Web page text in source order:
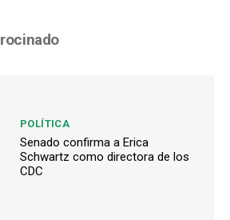
POLÍTICA
Senado confirma a Erica
Schwartz como directora de los
CDC